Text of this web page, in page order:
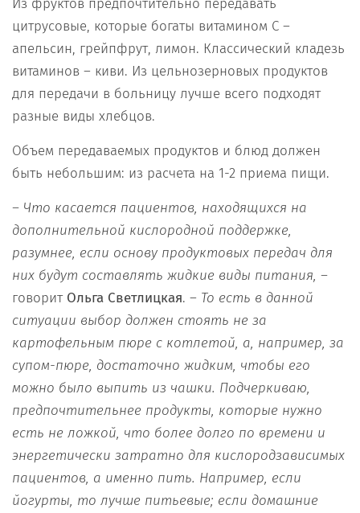
Из фруктов предпочтительно передавать
цитрусовые, которые богаты витамином С –
апельсин, грейпфрут, лимон. Классический кладезь
витаминов – киви. Из цельнозерновых продуктов
для передачи в больницу лучше всего подходят
разные виды хлебцов.
Объем передаваемых продуктов и блюд должен
быть небольшим: из расчета на 1-2 приема пищи.
– Что касается пациентов, находящихся на
дополнительной кислородной поддержке,
разумнее, если основу продуктовых передач для
них будут составлять жидкие виды питания, –
говорит Ольга Светлицкая. – То есть в данной
ситуации выбор должен стоять не за
картофельным пюре с котлетой, а, например, за
супом-пюре, достаточно жидким, чтобы его
можно было выпить из чашки. Подчеркиваю,
предпочтительнее продукты, которые нужно
есть не ложкой, что более долго по времени и
энергетически затратно для кислородзависимых
пациентов, а именно пить. Например, если
йогурты, то лучше питьевые; если домашние